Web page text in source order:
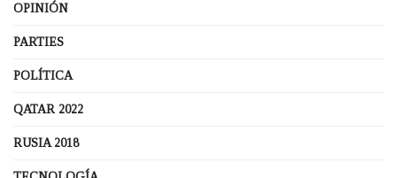
OPINIÓN
PARTIES
POLÍTICA
QATAR 2022
RUSIA 2018